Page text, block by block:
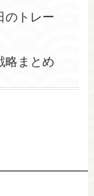
のトレー
略まとめ